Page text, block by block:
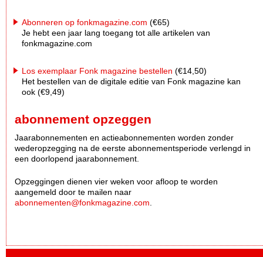
Abonneren op fonkmagazine.com (€65)
Je hebt een jaar lang toegang tot alle artikelen van
fonkmagazine.com
Los exemplaar Fonk magazine bestellen (€14,50)
Het bestellen van de digitale editie van Fonk magazine kan
ook (€9,49)
abonnement opzeggen
Jaarabonnementen en actieabonnementen worden zonder
wederopzegging na de eerste abonnementsperiode verlengd in
een doorlopend jaarabonnement.
Opzeggingen dienen vier weken voor afloop te worden
aangemeld door te mailen naar
abonnementen@fonkmagazine.com